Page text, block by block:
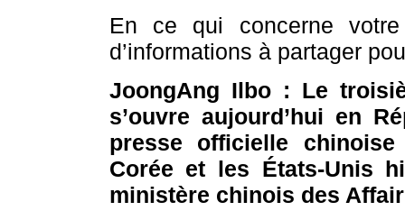
En ce qui concerne
d’informations à partager
JoongAng Ilbo : Le
s’ouvre aujourd’hui en
presse officielle
Corée et les États-Unis
ministère chinois des